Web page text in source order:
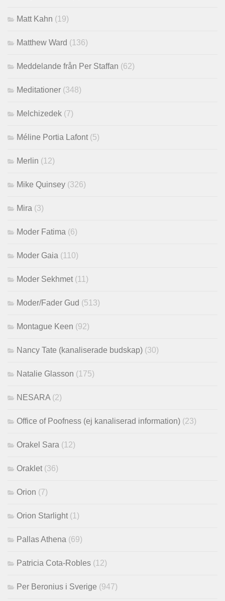
Matt Kahn (19)
Matthew Ward (136)
Meddelande från Per Staffan (62)
Meditationer (348)
Melchizedek (7)
Méline Portia Lafont (5)
Merlin (12)
Mike Quinsey (326)
Mira (3)
Moder Fatima (6)
Moder Gaia (110)
Moder Sekhmet (11)
Moder/Fader Gud (513)
Montague Keen (92)
Nancy Tate (kanaliserade budskap) (30)
Natalie Glasson (175)
NESARA (2)
Office of Poofness (ej kanaliserad information) (23)
Orakel Sara (12)
Oraklet (36)
Orion (7)
Orion Starlight (1)
Pallas Athena (69)
Patricia Cota-Robles (12)
Per Beronius i Sverige (947)